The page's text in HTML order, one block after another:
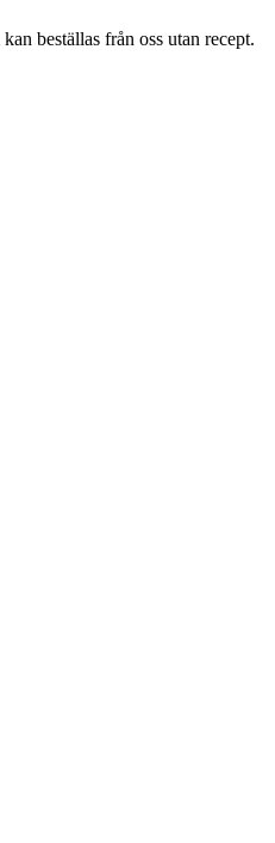
beställas från oss utan recept.